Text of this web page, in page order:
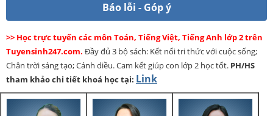
Báo lỗi - Góp ý
>> Học trực tuyến các môn Toán, Tiếng Việt, Tiếng Anh lớp 2 trên
Tuyensinh247.com. Đầy đủ 3 bộ sách: Kết nối tri thức với cuộc sống;
Chân trời sáng tạo; Cánh diều. Cam kết giúp con lớp 2 học tốt. PH/HS
tham khảo chi tiết khoá học tại: Link